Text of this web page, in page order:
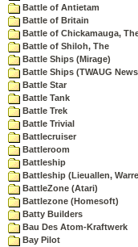
Battle of Antietam
Battle of Britain
Battle of Chickamauga,
Battle of Shiloh, The
Battle Ships (Mirage)
Battle Ships (TWAUG
Battle Star
Battle Tank
Battle Trek
Battle Trivial
Battlecruiser
Battleroom
Battleship
Battleship (Lieuallen,
BattleZone (Atari)
Battlezone (Homesoft)
Batty Builders
Bau Des Atom-Kraftwerk
Bay Pilot